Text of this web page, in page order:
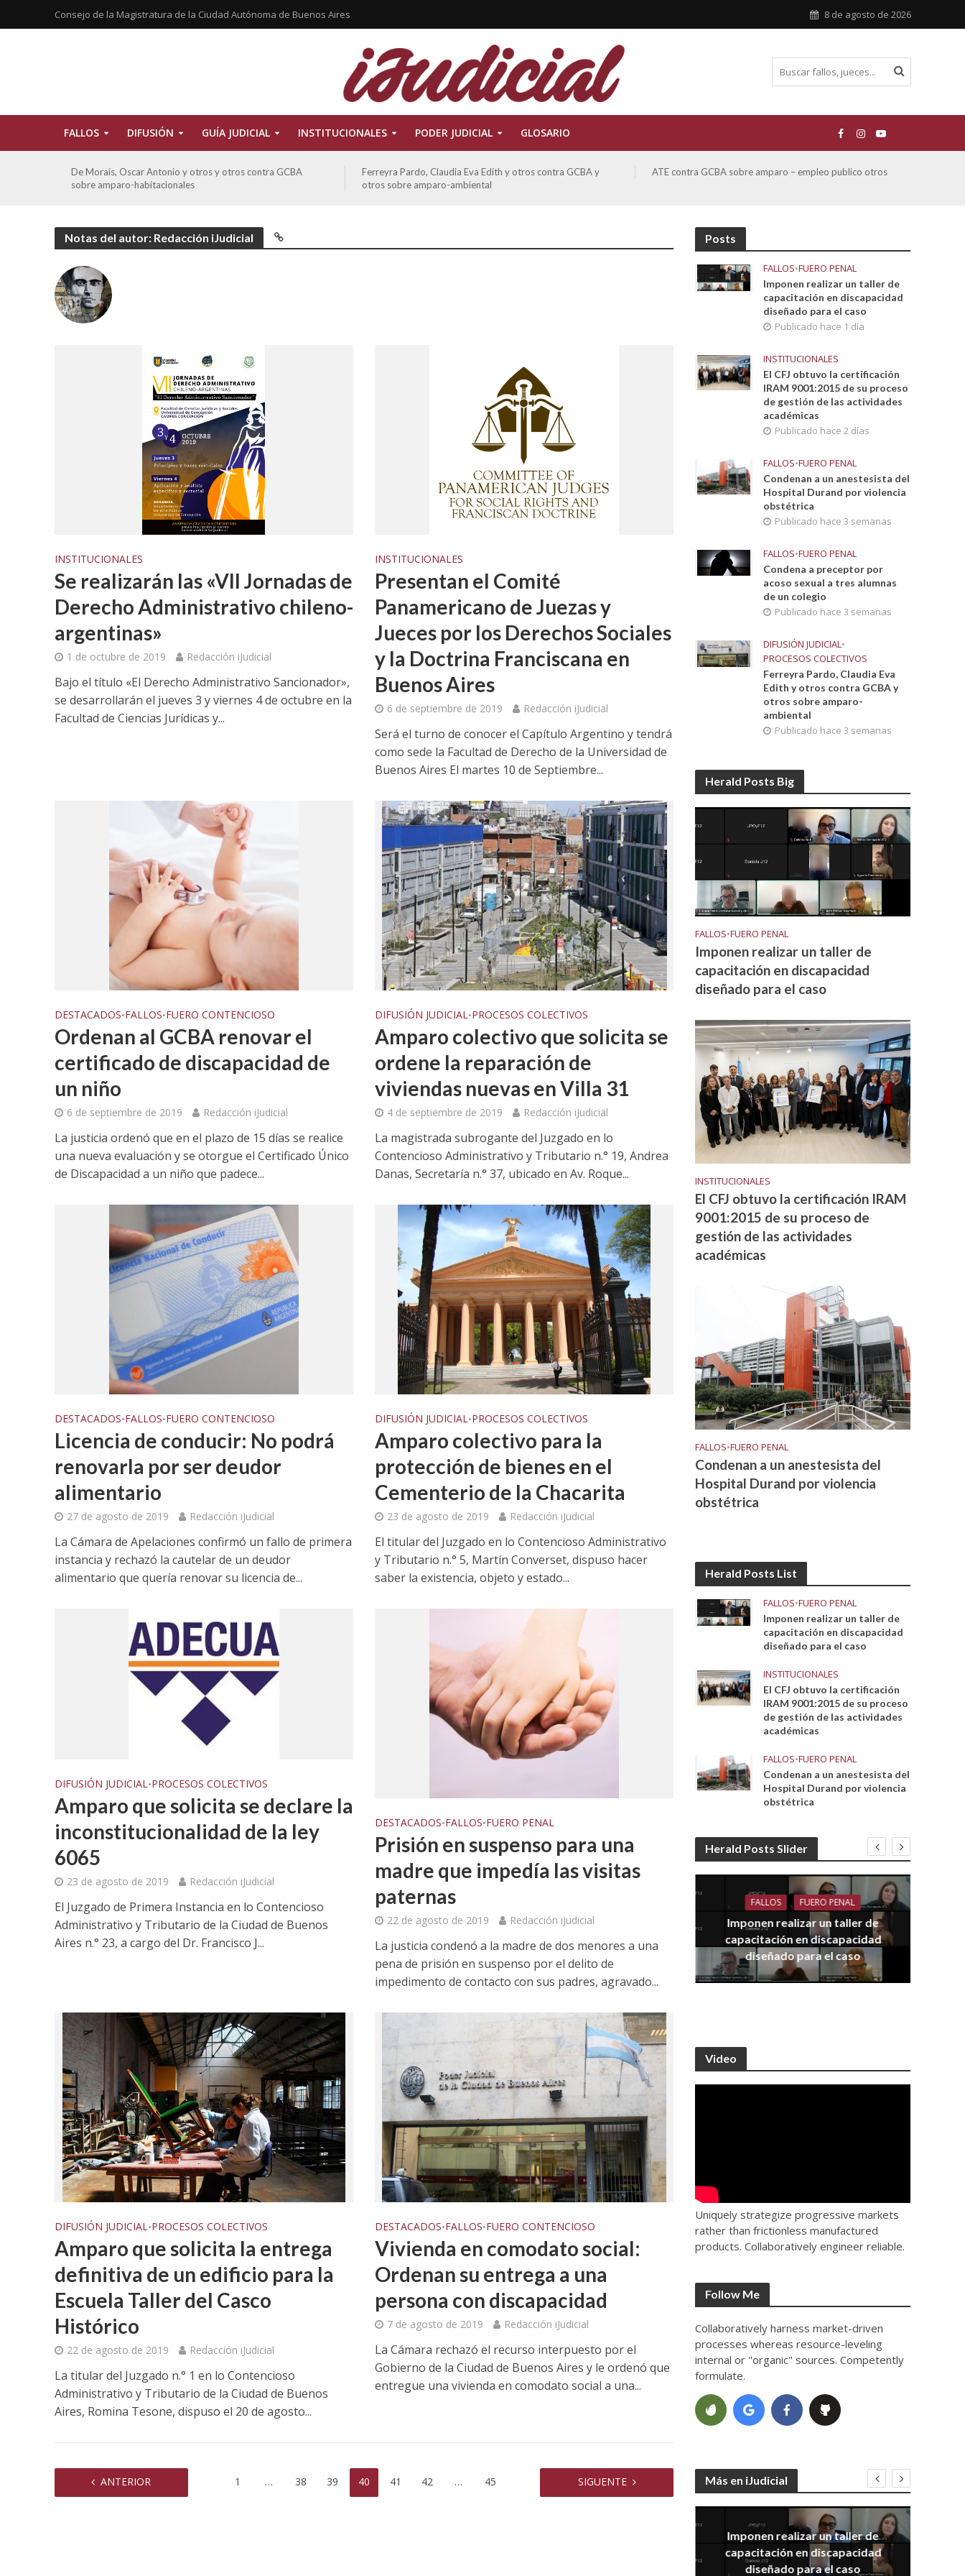
Consejo de la Magistratura de la Ciudad Autónoma de Buenos Aires 8 de agosto de 2026
FALLOS DIFUSIÓN GUÍA JUDICIAL INSTITUCIONALES PODER JUDICIAL GLOSARIO
De Morais, Oscar Antonio y otros y otros contra GCBA
sobre amparo-habitacionales
Ferreyra Pardo, Claudia Eva Edith y otros contra GCBA y
otros sobre amparo-ambiental
ATE contra GCBA sobre amparo – empleo publico otros
Notas del autor: Redacción iJudicial
INSTITUCIONALES
Se realizarán las «VII Jornadas de
Derecho Administrativo chileno-
argentinas»
1 de octubre de 2019 Redacción iJudicial
Bajo el título «El Derecho Administrativo Sancionador»,
se desarrollarán el jueves 3 y viernes 4 de octubre en la
Facultad de Ciencias Jurídicas y...
INSTITUCIONALES
Presentan el Comité
Panamericano de Juezas y
Jueces por los Derechos Sociales
y la Doctrina Franciscana en
Buenos Aires
6 de septiembre de 2019 Redacción iJudicial
Será el turno de conocer el Capítulo Argentino y tendrá
como sede la Facultad de Derecho de la Universidad de
Buenos Aires El martes 10 de Septiembre...
DESTACADOS•FALLOS•FUERO CONTENCIOSO
Ordenan al GCBA renovar el
certificado de discapacidad de
un niño
6 de septiembre de 2019 Redacción iJudicial
La justicia ordenó que en el plazo de 15 días se realice
una nueva evaluación y se otorgue el Certificado Único
de Discapacidad a un niño que padece...
DIFUSIÓN JUDICIAL•PROCESOS COLECTIVOS
Amparo colectivo que solicita se
ordene la reparación de
viviendas nuevas en Villa 31
4 de septiembre de 2019 Redacción iJudicial
La magistrada subrogante del Juzgado en lo
Contencioso Administrativo y Tributario n.° 19, Andrea
Danas, Secretaría n.° 37, ubicado en Av. Roque...
DESTACADOS•FALLOS•FUERO CONTENCIOSO
Licencia de conducir: No podrá
renovarla por ser deudor
alimentario
27 de agosto de 2019 Redacción iJudicial
La Cámara de Apelaciones confirmó un fallo de primera
instancia y rechazó la cautelar de un deudor
alimentario que quería renovar su licencia de...
DIFUSIÓN JUDICIAL•PROCESOS COLECTIVOS
Amparo colectivo para la
protección de bienes en el
Cementerio de la Chacarita
23 de agosto de 2019 Redacción iJudicial
El titular del Juzgado en lo Contencioso Administrativo
y Tributario n.° 5, Martín Converset, dispuso hacer
saber la existencia, objeto y estado...
DIFUSIÓN JUDICIAL•PROCESOS COLECTIVOS
Amparo que solicita se declare la
inconstitucionalidad de la ley
6065
23 de agosto de 2019 Redacción iJudicial
El Juzgado de Primera Instancia en lo Contencioso
Administrativo y Tributario de la Ciudad de Buenos
Aires n.° 23, a cargo del Dr. Francisco J...
DESTACADOS•FALLOS•FUERO PENAL
Prisión en suspenso para una
madre que impedía las visitas
paternas
22 de agosto de 2019 Redacción iJudicial
La justicia condenó a la madre de dos menores a una
pena de prisión en suspenso por el delito de
impedimento de contacto con sus padres, agravado...
DIFUSIÓN JUDICIAL•PROCESOS COLECTIVOS
Amparo que solicita la entrega
definitiva de un edificio para la
Escuela Taller del Casco
Histórico
22 de agosto de 2019 Redacción iJudicial
La titular del Juzgado n.° 1 en lo Contencioso
Administrativo y Tributario de la Ciudad de Buenos
Aires, Romina Tesone, dispuso el 20 de agosto...
DESTACADOS•FALLOS•FUERO CONTENCIOSO
Vivienda en comodato social:
Ordenan su entrega a una
persona con discapacidad
7 de agosto de 2019 Redacción iJudicial
La Cámara rechazó el recurso interpuesto por el
Gobierno de la Ciudad de Buenos Aires y le ordenó que
entregue una vivienda en comodato social a una...
ANTERIOR 1 … 38 39 40 41 42 … 45 SIGUENTE
Posts
FALLOS•FUERO PENAL
Imponen realizar un taller de
capacitación en discapacidad
diseñado para el caso
Publicado hace 1 día
INSTITUCIONALES
El CFJ obtuvo la certificación
IRAM 9001:2015 de su proceso
de gestión de las actividades
académicas
Publicado hace 2 días
FALLOS•FUERO PENAL
Condenan a un anestesista del
Hospital Durand por violencia
obstétrica
Publicado hace 3 semanas
FALLOS•FUERO PENAL
Condena a preceptor por
acoso sexual a tres alumnas
de un colegio
Publicado hace 3 semanas
DIFUSIÓN JUDICIAL•
PROCESOS COLECTIVOS
Ferreyra Pardo, Claudia Eva
Edith y otros contra GCBA y
otros sobre amparo-
ambiental
Publicado hace 3 semanas
Herald Posts Big
FALLOS•FUERO PENAL
Imponen realizar un taller de
capacitación en discapacidad
diseñado para el caso
INSTITUCIONALES
El CFJ obtuvo la certificación IRAM
9001:2015 de su proceso de
gestión de las actividades
académicas
FALLOS•FUERO PENAL
Condenan a un anestesista del
Hospital Durand por violencia
obstétrica
Herald Posts List
FALLOS•FUERO PENAL
Imponen realizar un taller de
capacitación en discapacidad
diseñado para el caso
INSTITUCIONALES
El CFJ obtuvo la certificación
IRAM 9001:2015 de su proceso
de gestión de las actividades
académicas
FALLOS•FUERO PENAL
Condenan a un anestesista del
Hospital Durand por violencia
obstétrica
Herald Posts Slider
FALLOS FUERO PENAL
Condena a preceptor por acoso
Ferreyra Pardo, Claudia Eva Edith
y otros contra GCBA y otros
sobre amparo-ambiental
FALLOS FUERO PENAL
Imponen realizar un taller de
capacitación en discapacidad
diseñado para el caso
Video
Uniquely strategize progressive markets
rather than frictionless manufactured
products. Collaboratively engineer reliable.
Follow Me
Collaboratively harness market-driven
processes whereas resource-leveling
internal or "organic" sources. Competently
formulate.
Más en iJudicial
Imponen realizar un taller de
capacitación en discapacidad
diseñado para el caso